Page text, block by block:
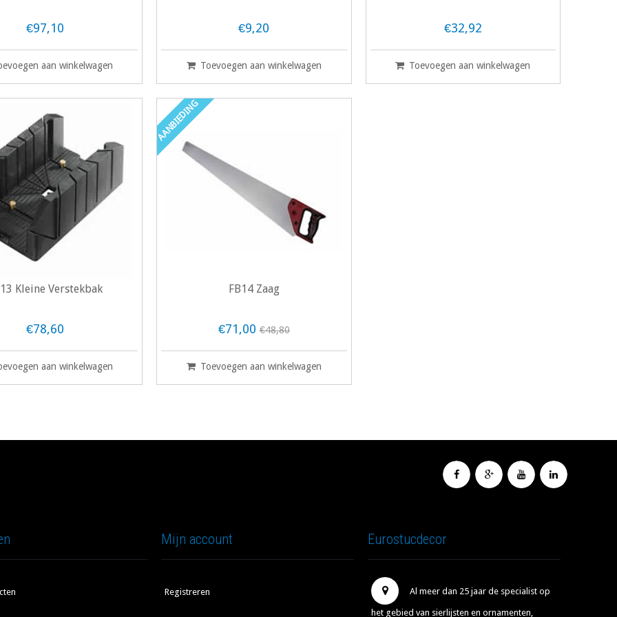
€97,10
aan winkelwagen
€9,20
Toevoegen aan winkelwagen
€32,92
Toevoegen aan winkelwagen
Kleine Verstekbak
€78,60
aan winkelwagen
AANBIEDING
FB14 Zaag
€71,00 €48,80
Toevoegen aan winkelwagen
Mijn account
Registreren
Eurostucdecor
Al meer dan 25 jaar de specialist op
het gebied van sierlijsten en ornamenten,